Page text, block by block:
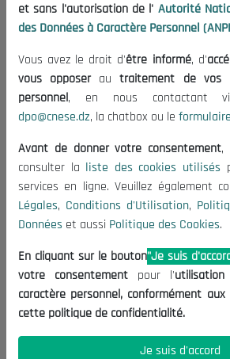
Organisation
Publications
Informations utiles
Appels d'offres et Consultations
Mentions Légales
Conditions d'Utilisation
Politique de Protection des
Politique des Cookies
Nous Contacter
(+213) 021 98 01 00|01|02
contact@cnese.dz
Suggestions ou Initiatives ?
Newsletter
dernières nouvelles.
et sans l'autorisation de l' Autorité
des Données à Caractère Personnel
Vous avez le droit d'être informé, d'
vous opposerautraitement de vos
personnel, en nous contactant
dpo@cnese.dz, la chatbox ou le
Avant de donner votre consentement,
consulter la liste des cookies utilisés
services en ligne. Veuillez également
Légales, Conditions d'Utilisation,
Données et aussi Politique des Cookies.
En cliquant sur le bouton"Je suis
votre consentement pour l'
caractère personnel, conformément
cette politique de confidentialité.
Je suis d'accord